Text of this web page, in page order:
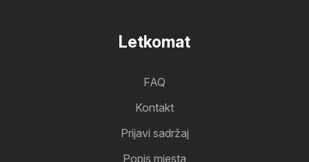
Letkomat
FAQ
Kontakt
Prijavi sadržaj
Popis mjesta